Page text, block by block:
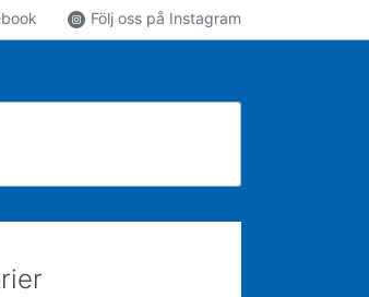
Följ oss på Instagram